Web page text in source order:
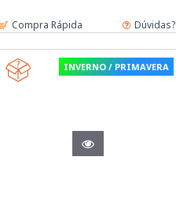
Compra Rápida Dúvidas?
INVERNO / PRIMAVERA